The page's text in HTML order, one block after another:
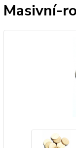
Masivní-